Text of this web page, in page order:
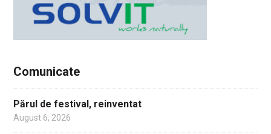
Comunicate
Părul de festival, reinventat
August 6, 2026